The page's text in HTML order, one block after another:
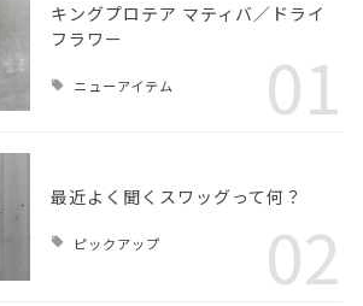
キングプロテア マティバ／ドライ
フラワー
ニューアイテム 01
最近よく聞くスワッグって何？
ピックアップ 02